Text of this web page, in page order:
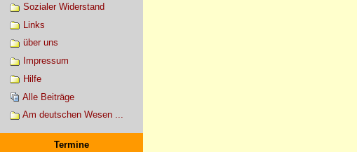
Sozialer Widerstand
Links
über uns
Impressum
Hilfe
Alle Beiträge
Am deutschen Wesen ...
Termine